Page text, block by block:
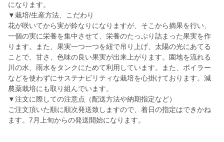
になります。
▼栽培/生産方法、こだわり
花が咲いてから実が鈴なりになりますが、そこから摘果を行い、
一個の実に栄養を集中させて、栄養のたっぷり詰まった果実を作
ります。また、果実一つ一つを紐で吊り上げ、太陽の光にあてる
ことで、甘さ、色味の良い果実が出来上がります。園地を流れる
川の水、雨水をタンクにためて利用しています。また、ボイラー
などを使わずにサステナビリティな栽培を心掛けております。減
農薬栽培にも取り組んでいます。
▼注文に際しての注意点（配送方法や納期指定など）
ご注文頂いた順に順次発送致しますので、着日の指定はできかね
ます。7月上旬からの発送開始になります。